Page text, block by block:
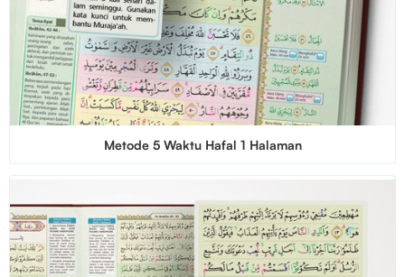
Metode 5 Waktu Hafal 1 Halaman